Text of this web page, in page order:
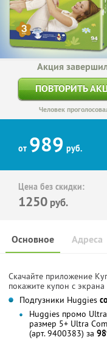
Акция
ПОВТОРИТЬ
Человек
от 989 руб.
Цена без скидки:
1250 руб.
Основное Адреса
Скачайте приложение
покажите купон с
Подгузники Huggies
Huggies промо
размер 5+ Ultra
(арт. 9400383) за